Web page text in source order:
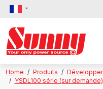
Home Produits
YSDL100 série (sur demande)